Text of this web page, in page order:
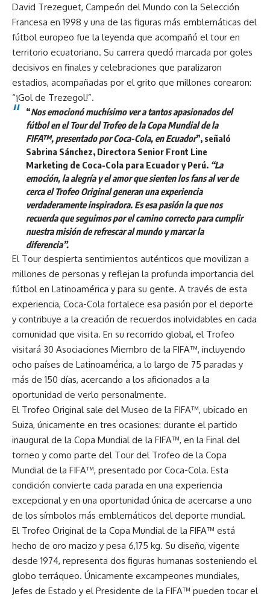
David Trezeguet, Campeón del Mundo con la Selección
Francesa en 1998 y una de las figuras más emblemáticas del
fútbol europeo fue la leyenda que acompañó el tour en
territorio ecuatoriano. Su carrera quedó marcada por goles
decisivos en finales y celebraciones que paralizaron
estadios, acompañadas por el grito que millones corearon:
“¡Gol de Trezegol!”.
“Nos emocionó muchísimo ver a tantos apasionados del
fútbol en el Tour del Trofeo de la Copa Mundial de la
FIFA™, presentado por Coca-Cola, en Ecuador”, señaló
Sabrina Sánchez, Directora Senior Front Line
Marketing de Coca-Cola para Ecuador y Perú. “La
emoción, la alegría y el amor que sienten los fans al ver de
cerca el Trofeo Original generan una experiencia
verdaderamente inspiradora. Es esa pasión la que nos
recuerda que seguimos por el camino correcto para cumplir
nuestra misión de refrescar al mundo y marcar la
diferencia”.
El Tour despierta sentimientos auténticos que movilizan a
millones de personas y reflejan la profunda importancia del
fútbol en Latinoamérica y para su gente. A través de esta
experiencia, Coca-Cola fortalece esa pasión por el deporte
y contribuye a la creación de recuerdos inolvidables en cada
comunidad que visita. En su recorrido global, el Trofeo
visitará 30 Asociaciones Miembro de la FIFA™, incluyendo
ocho países de Latinoamérica, a lo largo de 75 paradas y
más de 150 días, acercando a los aficionados a la
oportunidad de verlo personalmente.
El Trofeo Original sale del Museo de la FIFA™, ubicado en
Suiza, únicamente en tres ocasiones: durante el partido
inaugural de la Copa Mundial de la FIFA™, en la Final del
torneo y como parte del Tour del Trofeo de la Copa
Mundial de la FIFA™, presentado por Coca-Cola. Esta
condición convierte cada parada en una experiencia
excepcional y en una oportunidad única de acercarse a uno
de los símbolos más emblemáticos del deporte mundial.
El Trofeo Original de la Copa Mundial de la FIFA™ está
hecho de oro macizo y pesa 6,175 kg. Su diseño, vigente
desde 1974, representa dos figuras humanas sosteniendo el
globo terráqueo. Únicamente excampeones mundiales,
Jefes de Estado y el Presidente de la FIFA™ pueden tocar el